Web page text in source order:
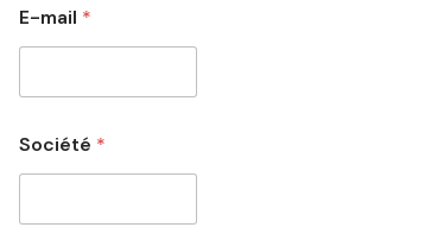
E-mail *
Société *